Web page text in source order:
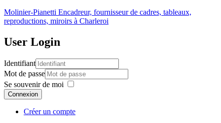
Molinier-Pianetti Encadreur, fournisseur de cadres, tableaux,
reproductions, miroirs à Charleroi
User Login
Identifiant
Mot de passe
Se souvenir de moi
Connexion
Créer un compte